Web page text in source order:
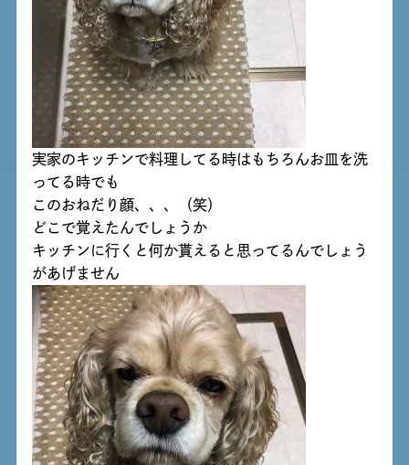
実家のキッチンで料理してる時はもちろんお皿を洗
ってる時でも
このおねだり顔、、、（笑）
どこで覚えたんでしょうか
キッチンに行くと何か貰えると思ってるんでしょう
があげません